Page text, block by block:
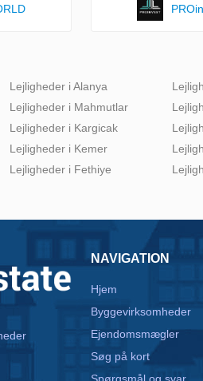
Lejligheder i Alanya
Lejligheder i Mahmutlar
Lejligheder i Kargicak
Lejligheder i Kemer
Lejligheder i Fethiye
NAVIGATION
Hjem
Byggevirksomheder
Ejendomsmægler
Søg på kort